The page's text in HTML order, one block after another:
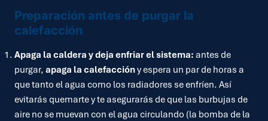
Preparación antes de purgar la
calefacción
Apaga la caldera y deja enfriar el sistema: antes de
purgar, apaga la calefaccióny espera un par de horas a
que tanto el agua como los radiadores se enfríen. Así
evitarás quemarte y te asegurarás de que las burbujas de
aire no se muevan con el agua circulando (la bomba de la